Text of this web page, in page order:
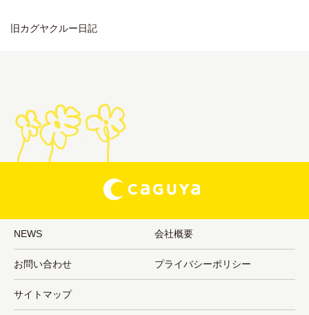
旧カグヤクルー日記
NEWS 会社概要
お問い合わせ プライバシーポリシー
サイトマップ